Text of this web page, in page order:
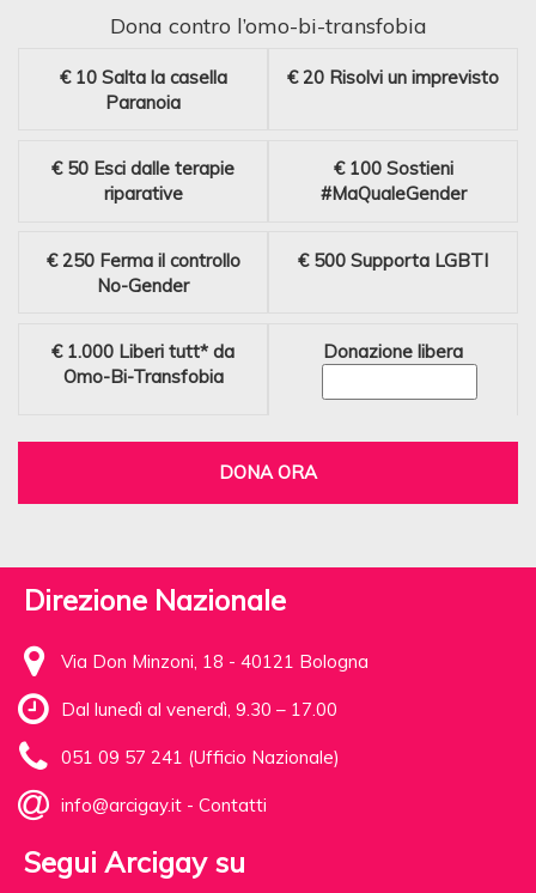
Dona contro l’omo-bi-transfobia
€ 10 Salta la casella
Paranoia
€ 20 Risolvi un imprevisto
€ 50 Esci dalle terapie
riparative
€ 100 Sostieni
#MaQualeGender
€ 250 Ferma il controllo
No-Gender
€ 500 Supporta LGBTI
€ 1.000 Liberi tutt* da
Omo-Bi-Transfobia
Donazione libera
DONA ORA
Direzione Nazionale
Via Don Minzoni, 18 - 40121 Bologna
Dal lunedì al venerdì, 9.30 – 17.00
051 09 57 241 (Ufficio Nazionale)
info@arcigay.it - Contatti
Segui Arcigay su